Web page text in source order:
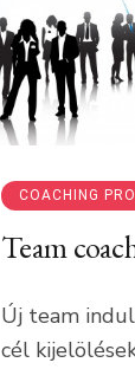
COACHING
Team
Új team
cél